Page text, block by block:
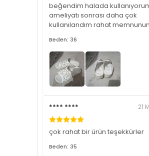
beğendim halada
ameliyatı sonrası daha çok
kullanılandım rahat
Beden: 36
**** **** 21
çok rahat bir ürün teşekkürler
Beden: 35